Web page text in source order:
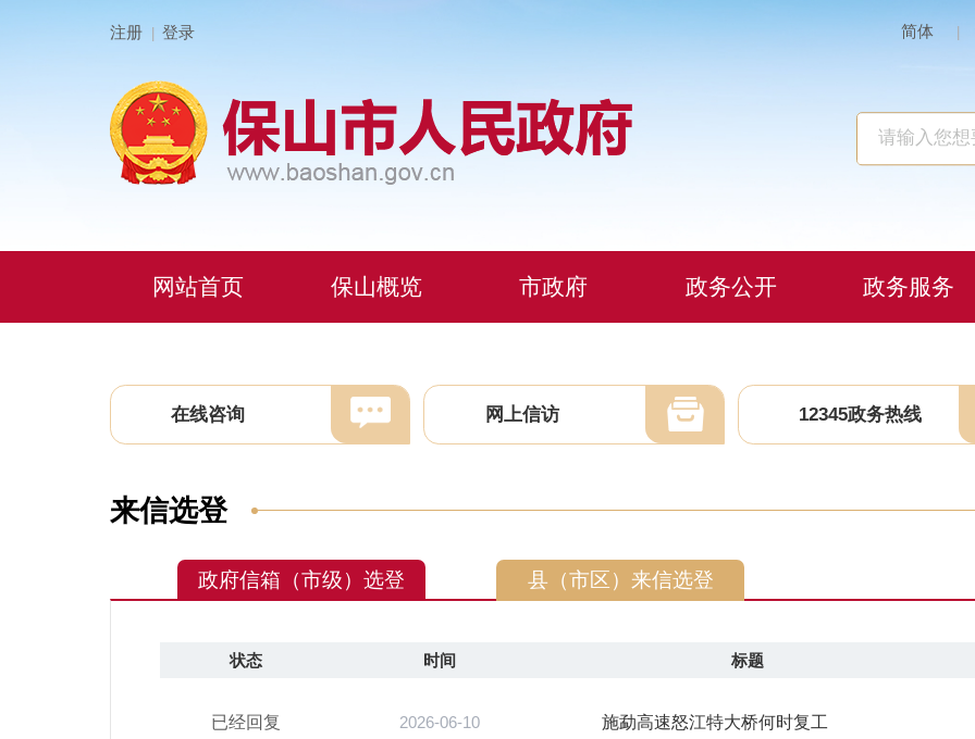
注册 登录 简体 |
网站首页 保山概览 市政府 政务公开 政务服务
在线咨询 网上信访 12345政务热线
来信选登
政府信箱（市级）选登 县（市区）来信选登
状态 时间 标题
已经回复 2026-06-10 施勐高速怒江特大桥何时复工